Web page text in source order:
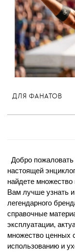
ДЛЯ ФАНАТОВ
Добро
настоящей
найдете
Вам лучше узнать и
легендарного
справочные
эксплуатации,
множество ценных
использованию и